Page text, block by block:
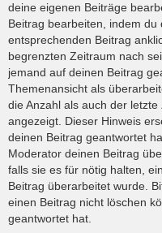
deine eigenen Beiträge
Beitrag bearbeiten, indem du
entsprechenden Beitrag
begrenzten Zeitraum nach
jemand auf deinen Beitrag
Themenansicht als
die Anzahl als auch der
angezeigt. Dieser Hinweis
deinen Beitrag geantwortet
Moderator deinen Beitrag
falls sie es für nötig halten,
Beitrag überarbeitet wurde.
einen Beitrag nicht löschen
geantwortet hat.